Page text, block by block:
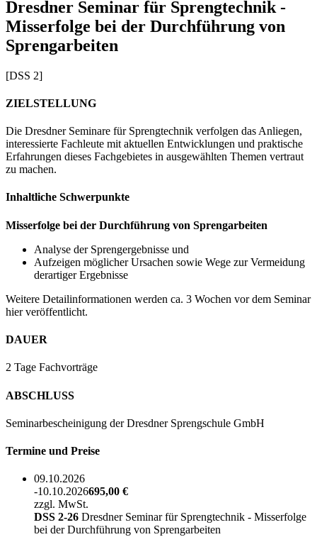
Dresdner Seminar für Sprengtechnik -
Misserfolge bei der Durchführung von
Sprengarbeiten
[DSS 2]
ZIELSTELLUNG
Die Dresdner Seminare für Sprengtechnik verfolgen das Anliegen,
interessierte Fachleute mit aktuellen Entwicklungen und praktische
Erfahrungen dieses Fachgebietes in ausgewählten Themen vertraut
zu machen.
Inhaltliche Schwerpunkte
Misserfolge bei der Durchführung von Sprengarbeiten
Analyse der Sprengergebnisse und
Aufzeigen möglicher Ursachen sowie Wege zur Vermeidung
derartiger Ergebnisse
Weitere Detailinformationen werden ca. 3 Wochen vor dem Seminar
hier veröffentlicht.
DAUER
2 Tage Fachvorträge
ABSCHLUSS
Seminarbescheinigung der Dresdner Sprengschule GmbH
Termine und Preise
09.10.2026
-10.10.2026695,00 €
zzgl. MwSt.
DSS 2-26 Dresdner Seminar für Sprengtechnik - Misserfolge
bei der Durchführung von Sprengarbeiten